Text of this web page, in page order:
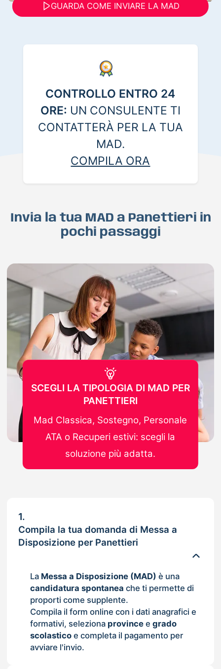
GUARDA COME INVIARE LA MAD
CONTROLLO ENTRO 24
ORE: UN CONSULENTE TI
CONTATTERÀ PER LA TUA
MAD.
COMPILA ORA
Invia la tua MAD a Panettieri in
pochi passaggi
1.
Compila la tua domanda di Messa a
Disposizione per Panettieri
La Messa a Disposizione (MAD) è una
candidatura spontanea che ti permette di
proporti come supplente.
Compila il form online con i dati anagrafici e
formativi, seleziona provincee grado
scolasticoe completa il pagamento per
avviare l'invio.
SCEGLI LA TIPOLOGIA DI MAD PER
PANETTIERI
Mad Classica, Sostegno, Personale
ATA o Recuperi estivi: scegli la
soluzione più adatta.